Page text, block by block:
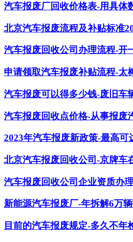
汽车报废厂回收价格表-用具体
北京汽车报废流程及补贴标准
汽车报废回收公司办理流程-开
申请领取汽车报废补贴流程-太
汽车报废可以得多少钱-废旧车
汽车报废回收点价格-从事报废
2023年汽车报废新政策-最高
北京汽车报废回收公司-京牌车
汽车报废回收公司企业资质办
新能源汽车报废厂-年拆解6万
目前的汽车报废规定-多久不年